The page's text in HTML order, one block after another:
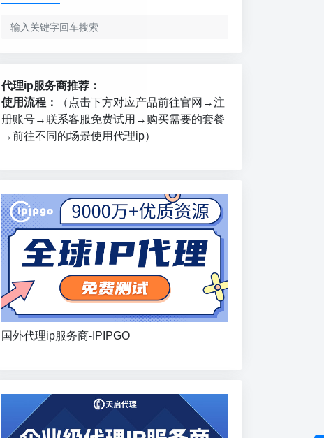
代理ip服务商推荐：
使用流程：
（点击下方对应产品前往官网→注
册账号→联系客服免费试用→购买需要的套餐
→前往不同的场景使用代理ip）
国外代理ip服务商-IPIPGO